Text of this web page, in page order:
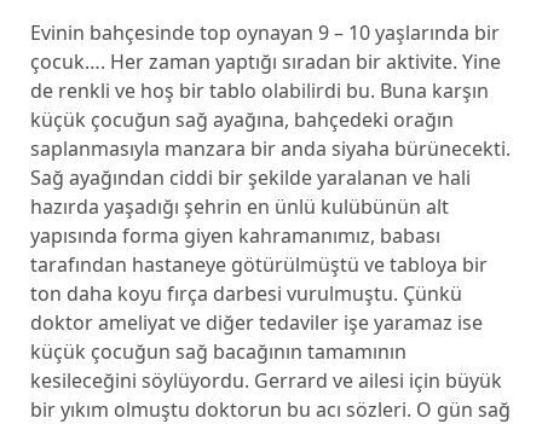
Evinin bahçesinde top oynayan 9 – 10 yaşlarında bir
çocuk…. Her zaman yaptığı sıradan bir aktivite. Yine
de renkli ve hoş bir tablo olabilirdi bu. Buna karşın
küçük çocuğun sağ ayağına, bahçedeki orağın
saplanmasıyla manzara bir anda siyaha bürünecekti.
Sağ ayağından ciddi bir şekilde yaralanan ve hali
hazırda yaşadığı şehrin en ünlü kulübünün alt
yapısında forma giyen kahramanımız, babası
tarafından hastaneye götürülmüştü ve tabloya bir
ton daha koyu fırça darbesi vurulmuştu. Çünkü
doktor ameliyat ve diğer tedaviler işe yaramaz ise
küçük çocuğun sağ bacağının tamamının
kesileceğini söylüyordu. Gerrard ve ailesi için büyük
bir yıkım olmuştu doktorun bu acı sözleri. O gün sağ